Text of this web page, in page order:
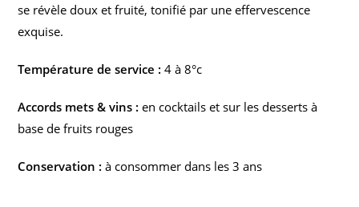
se révèle doux et fruité, tonifié par une effervescence
exquise.
Température de service : 4 à 8°c
Accords mets & vins : en cocktails et sur les desserts à
base de fruits rouges
Conservation : à consommer dans les 3 ans